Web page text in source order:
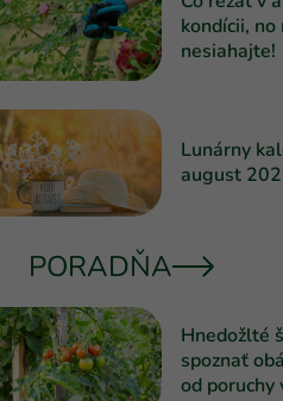
kondícii,
nesiahajte!
Lunárny
august
PORADŇA
Hnedožlté
spoznať
od poruchy